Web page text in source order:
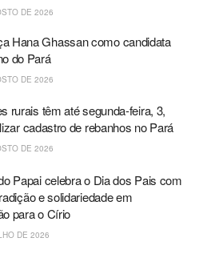
DE 2026
Hana Ghassan como candidata
do Pará
DE 2026
rurais têm até segunda-feira, 3,
cadastro de rebanhos no Pará
DE 2026
Papai celebra o Dia dos Pais com
e solidariedade em
para o Círio
DE 2026